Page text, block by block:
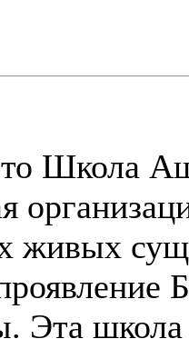
Школа
живых
Эта школа